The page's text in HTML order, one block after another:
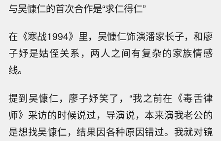
与吴慷仁的首次合作是“求仁得仁”
在《寒战1994》里，吴慷仁饰演潘家长子，和廖
子妤是姑侄关系，两人之间有复杂的家族情感
线。
提到吴慷仁，廖子妤笑了，“我之前在《毒舌律
师》采访的时候说过，导演说，本来演我老公的
是想找吴慷仁，结果因各种原因错过。我就对镜